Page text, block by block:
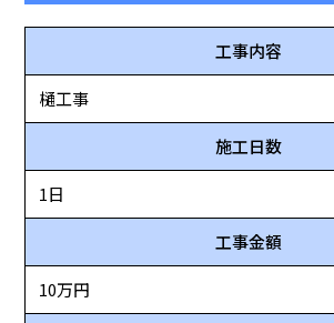
工事内容
樋工事
施工日数
1日
工事金額
10万円